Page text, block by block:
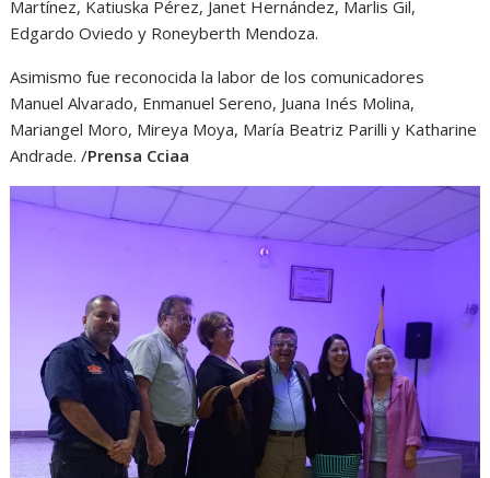
Martínez, Katiuska Pérez, Janet Hernández, Marlis Gil,
Edgardo Oviedo y Roneyberth Mendoza.
Asimismo fue reconocida la labor de los comunicadores
Manuel Alvarado, Enmanuel Sereno, Juana Inés Molina,
Mariangel Moro, Mireya Moya, María Beatriz Parilli y Katharine
Andrade. /Prensa Cciaa